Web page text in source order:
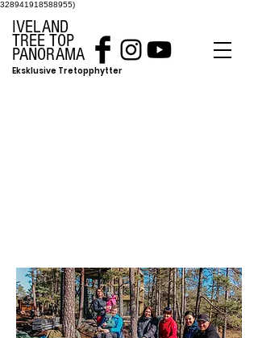
328941918588955)
IVELAND
TREE TOP
PANORAMA
Eksklusive Tretopphytter